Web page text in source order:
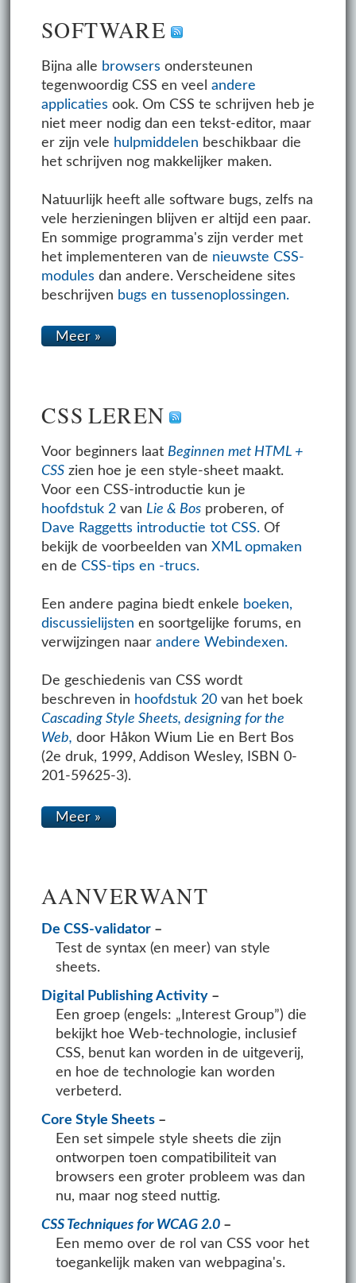
SOFT­WARE
Bijna alle browsers ondersteunen
tegenwoordig CSS en veel andere
applicaties ook. Om CSS te schrijven heb je
niet meer nodig dan een tekst-editor, maar
er zijn vele hulpmiddelen beschikbaar die
het schrijven nog makkelijker maken.
Natuurlijk heeft alle software bugs, zelfs na
vele herzieningen blijven er altijd een paar.
En sommige programma's zijn verder met
het implementeren van de nieuwste CSS-
modules dan andere. Verscheidene sites
beschrijven bugs en tussenoplossingen.
Meer »
CSS LEREN
Voor beginners laat Beginnen met HTML +
CSSzien hoe je een style-sheet maakt.
Voor een CSS-introductie kun je
hoofdstuk 2van Lie & Bosproberen, of
Dave Raggetts introductie tot CSS.Of
bekijk de voorbeelden van XML opmaken
en de CSS-tips en -trucs.
Een andere pagina biedt enkele boeken,
discussielijsten en soortgelijke forums, en
verwijzingen naar andere Webindexen.
De geschiedenis van CSS wordt
beschreven in hoofdstuk 20van het boek
Cascading Style Sheets, designing for the
Web, door Håkon Wium Lie en Bert Bos
(2e druk, 1999, Addison Wesley, ISBN 0-
201-59625-3).
Meer »
AAN­VER­WANT
De CSS-validator
Test de syntax (en meer) van style
sheets.
Digital Publishing Activity
Een groep (engels: „Interest Group”) die
bekijkt hoe Web-technologie, inclusief
CSS, benut kan worden in de uitgeverij,
en hoe de technologie kan worden
verbeterd.
Core Style Sheets
Een set simpele style sheets die zijn
ontworpen toen compatibiliteit van
browsers een groter probleem was dan
nu, maar nog steed nuttig.
CSS Techniques for WCAG 2.0
Een memo over de rol van CSS voor het
toegankelijk maken van webpagina's.